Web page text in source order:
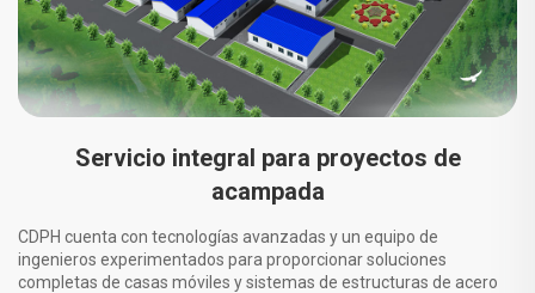
Servicio integral para proyectos de
acampada
CDPH cuenta con tecnologías avanzadas y un equipo de
ingenieros experimentados para proporcionar soluciones
completas de casas móviles y sistemas de estructuras de acero